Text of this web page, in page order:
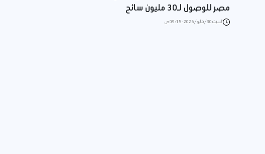
مصر للوصول لـ30 مليون سائح
السبت 30/مايو/2026 - 09:15 ص